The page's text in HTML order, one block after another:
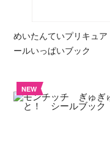
めいたんていプリキュア
ールいっぱいブック
NEW